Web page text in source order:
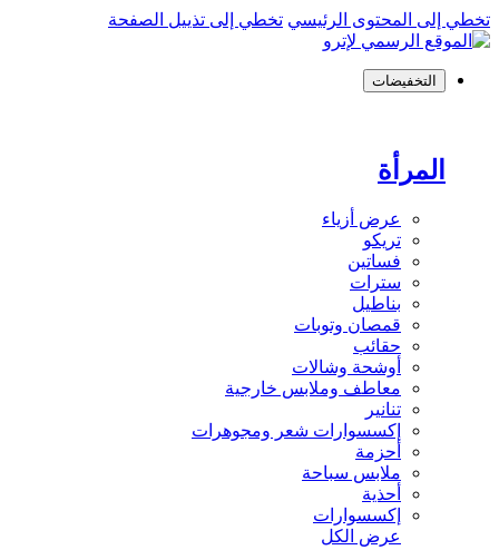
تخطي إلى المحتوى الرئيسي تخطي إلى تذييل الصفحة
التخفيضات
المرأة
عرض أزياء
تريكو
فساتين
سترات
بناطيل
قمصان وتوبات
حقائب
أوشحة وشالات
معاطف وملابس خارجية
تنانير
إكسسوارات شعر ومجوهرات
أحزمة
ملابس سباحة
أحذية
إكسسوارات
عرض الكل